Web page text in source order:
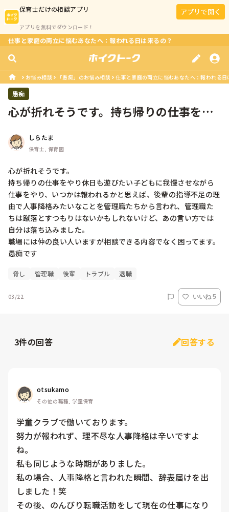
保育士だけの相談アプリ
アプリを無料でダウンロード！
アプリで開く
仕事と家庭の両立に悩むあなたへ：報われる日は来るの？
お悩み相談 「愚痴」のお悩み相談 仕事と家庭の両立に悩むあなたへ：報われる日
愚痴
心が折れそうです。持ち帰りの仕事をや
しらたま
保育士, 保育園
心が折れそうです。
持ち帰りの仕事をやり休日も遊びたい子どもに我慢させながら
仕事をやり、いつかは報われるかと思えば、後輩の指導不足の理
由で人事降格みたいなことを管理職たちから言われ、管理職た
ちは蹴落とすつもりはないかもしれないけど、あの言い方では
自分は落ち込みました。
職場には仲の良い人いますが相談できる内容でなく困ってます。
脅し 管理職 後輩 トラブル 退職
03/22 いいね 5
3件の回答 回答する
otsukamo
その他の職種, 学童保育
学童クラブで働いております。
努力が報われず、理不尽な人事降格は辛いですよ
ね。
私も同じような時期がありました。
私の場合、人事降格と言われた瞬間、辞表届けを出
しました！笑
その後、のんびり転職活動をして現在の仕事になり